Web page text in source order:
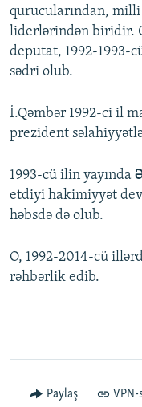
qurucularından, milli
liderlərindən biridir.
deputat, 1992-1993-
sədri olub.
İ.Qəmbər 1992-ci il
prezident
1993-cü ilin yayında
etdiyi hakimiyyət
həbsdə də olub.
O, 1992-2014-cü
rəhbərlik edib.
Paylaş VPN-